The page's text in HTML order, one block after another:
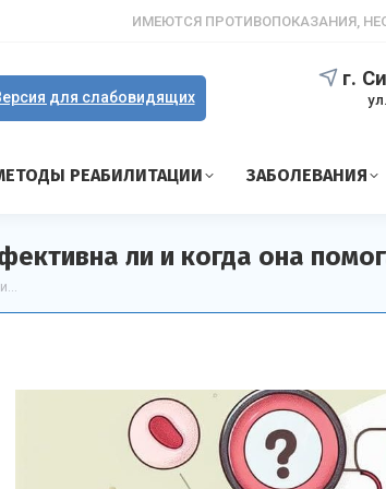
ИМЕЮТСЯ ПРОТИВОПОКАЗАНИЯ,
для слабовидящих
г.
РЕАБИЛИТАЦИИ ЗАБОЛЕВАНИЯ
ли и когда она